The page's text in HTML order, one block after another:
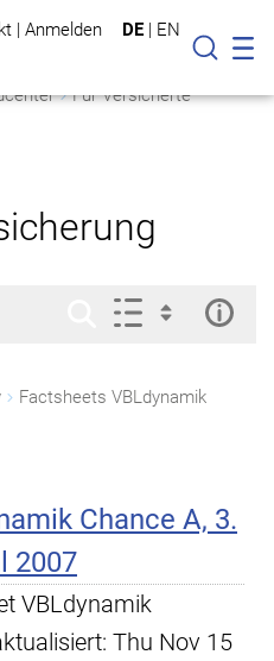
| Anmelden DE | EN
Suche
Für Versicherte
Factsheets VBLdynamik
Chance A, 3.
2007
VBLdynamik
Thu Nov 15